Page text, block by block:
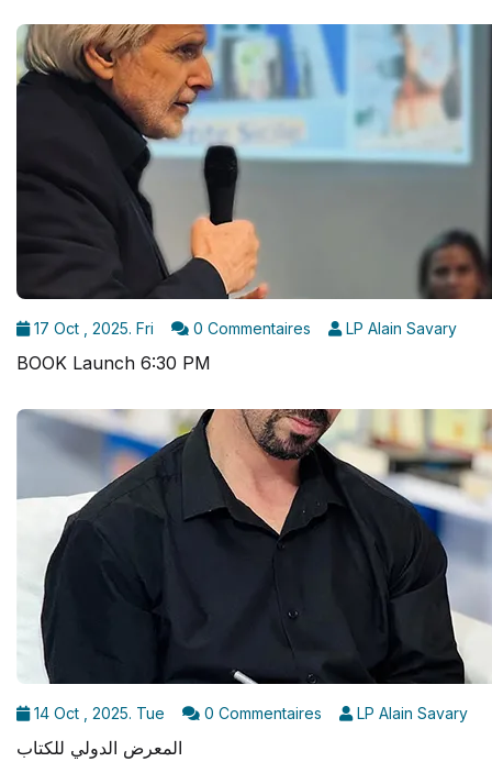
17 Oct , 2025. Fri 0 Commentaires LP Alain Savary
BOOK Launch 6:30 PM
14 Oct , 2025. Tue 0 Commentaires LP Alain Savary
المعرض الدولي للكتاب